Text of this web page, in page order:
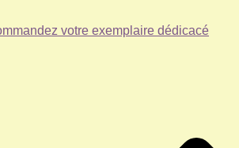
votre exemplaire dédicacé